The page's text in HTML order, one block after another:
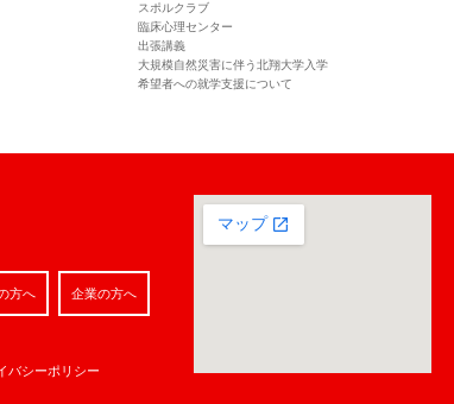
スポルクラブ
臨床心理センター
出張講義
大規模自然災害に伴う北翔大学入学
希望者への就学支援について
方へ 企業の方へ
バシーポリシー